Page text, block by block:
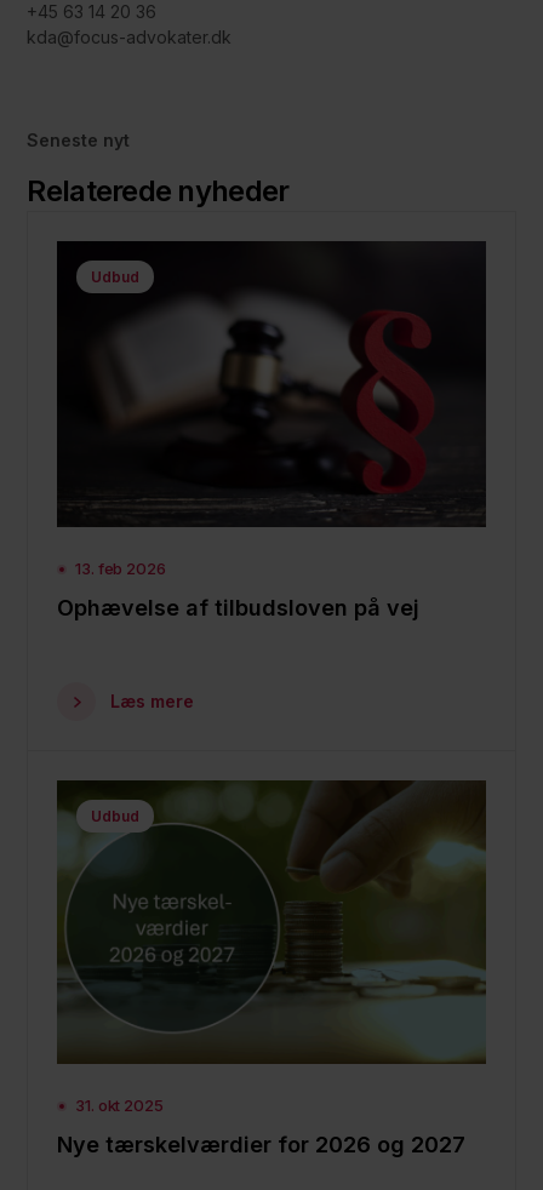
+45 63 14 20 36
kda@focus-advokater.dk
Seneste nyt
Relaterede nyheder
Udbud
13. feb 2026
Ophævelse af tilbudsloven på vej
Læs mere
Udbud
31. okt 2025
Nye tærskelværdier for 2026 og 2027